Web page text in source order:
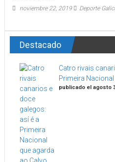
noviembre 22, 2019 Deporte
Destacado
Catro rivais
Primeira
publicado el agosto